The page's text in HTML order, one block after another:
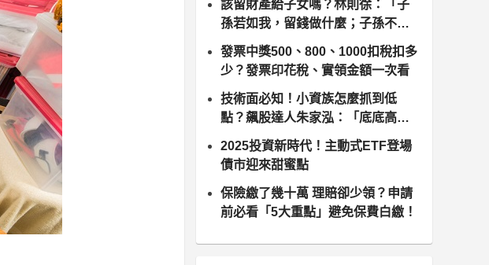
該留財產給子女嗎？林則徐：「子
孫若如我，留錢做什麼；子孫不如
我，留錢做什麼？」
發票中獎500、800、1000扣稅扣多
少？發票印花稅、實領金額一次看
技術面必知！小資族怎麼抓到低
點？飆股達人朱家泓：「底底高」
後出現訊號，開始打底
2025投資新時代！主動式ETF登場
債市迎來甜蜜點
保險繳了幾十萬 理賠卻少領？申請
前必看「5大重點」避免保費白繳！